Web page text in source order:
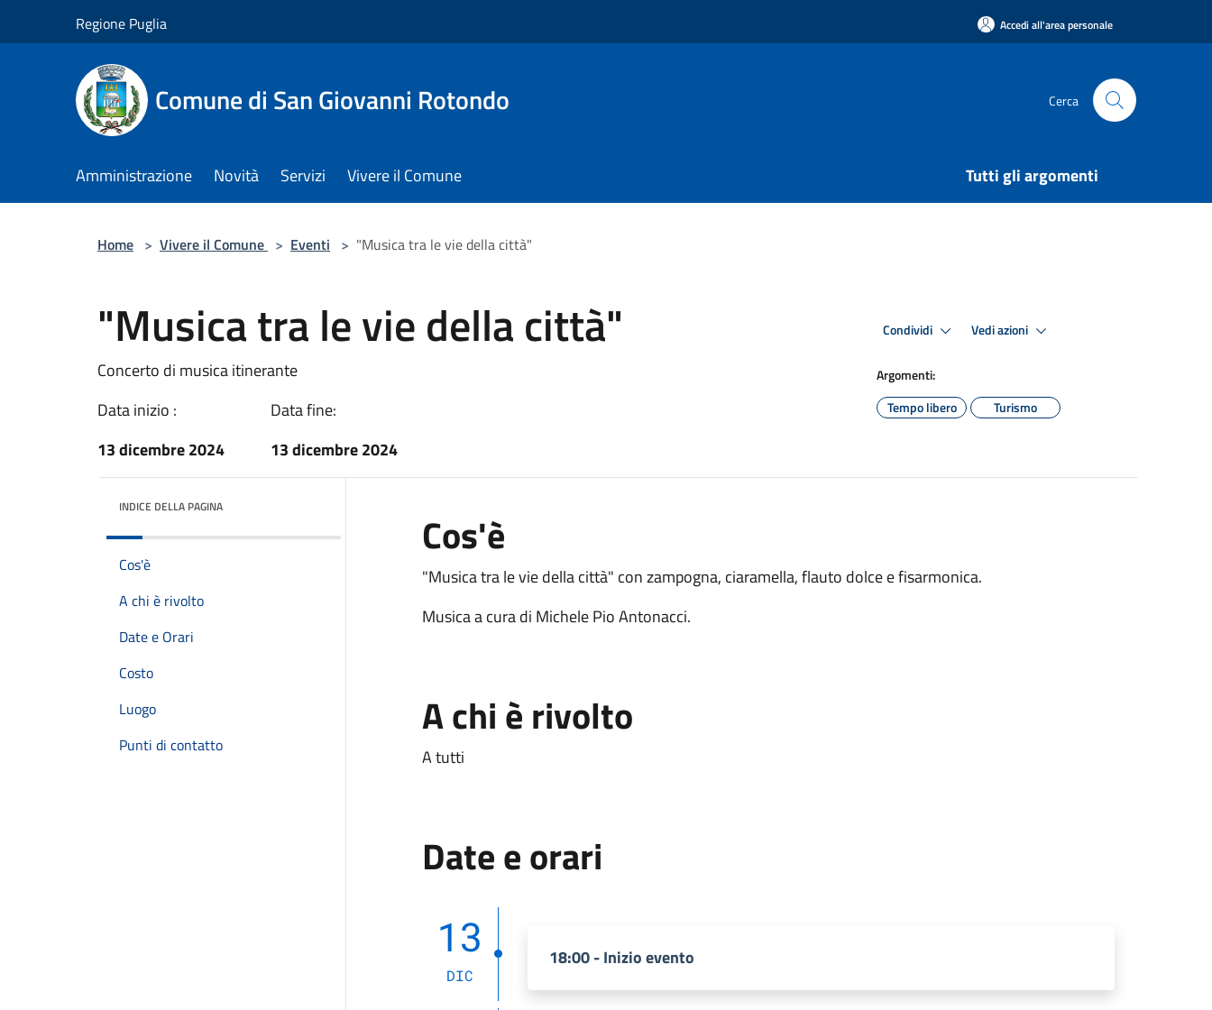
Regione Puglia Accedi all'area personale
Comune di San Giovanni Rotondo Cerca
Amministrazione Novità Servizi Vivere il Comune Tutti gli argomenti
Home > Vivere il Comune > Eventi > "Musica tra le vie della città"
"Musica tra le vie della città"
Concerto di musica itinerante
Data inizio :
13 dicembre 2024
Data fine:
13 dicembre 2024
Condividi Vedi azioni
Argomenti:
Tempo libero
Turismo
INDICE DELLA PAGINA
Cos'è
A chi è rivolto
Date e Orari
Costo
Luogo
Punti di contatto
Cos'è
"Musica tra le vie della città" con zampogna, ciaramella, flauto dolce e fisarmonica.
Musica a cura di Michele Pio Antonacci.
A chi è rivolto
A tutti
Date e orari
13
DIC
18:00 - Inizio evento